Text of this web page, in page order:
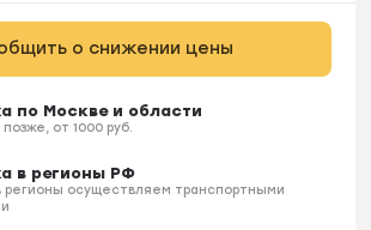
о снижении цены
по Москве и области
от 1000 руб.
в регионы РФ
регионы осуществляем транспортными